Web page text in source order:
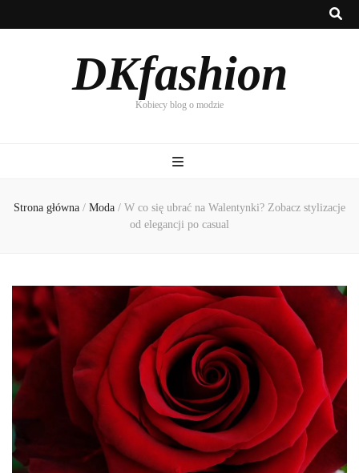
DKfashion
Kobiecy blog o modzie
Strona główna / Moda / W co się ubrać na Walentynki? Zobacz stylizacje
od elegancji po casual